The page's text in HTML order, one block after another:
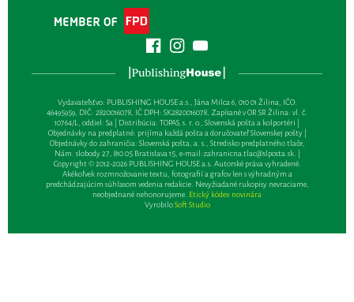
Vydavateľsťvo: PUBLISHING HOUSE a.s., Jána Milca 6, 010 01 Žilina, IČO:
46495959, DIČ: 2820016078, IČ DPH: SK2820016078, Zapísané v OR SR Žilina: vl. č.
10764/L, oddiel: Sa | Distribúcia: TOPAS, s. r. o., Slovenská pošta a kolportéri |
Objednávky na predplatné: prijíma každá pošta a doručovateľ Slovenskej pošty |
Objednávky do zahraničia: Slovenská pošta, a. s., Stredisko predplatného tlače,
Nám. slobody 27, 810 05 Bratislava 15, e-mail:zahranicna.tlac@slposta.sk. |
Copyright © 2012-2026 PUBLISHING HOUSE a.s. Autorské práva vyhradené.
Akékoľvek rozmnožovanie textu, fotografií a grafov len s výhradným a
predchádzajúcim súhlasom vedenia redakcie. Nevyžiadané rukopisy nevraciame,
neobjednané nehonorujeme. Etický kódex novinára
VyrobiloSoft Studio